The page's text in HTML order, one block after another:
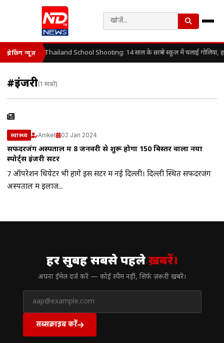
ब्रेकिंग न्यूज़ Thailand School Shooting: 14 साल के छात्र ने स्कूल में चलाई गोलियां,
#इंजरी(1 खबरें)
स्वास्थ्य Aniket 02 Jan 2024
सफदरजंग अस्पताल में 8 जनवरी से शुरू होगा 150 बिस्तर वाला नया
स्पोर्ट्स इंजरी सेंटर
7 ऑपरेशन थियेटर भी होंगे इस सेंटर में नई दिल्ली। दिल्ली स्थित सफदरजंग
अस्पताल में इलाज...
हर सुबह सबसे पहलेख़बरें।
अपना ईमेल दर्ज करें — कोई स्पैम नहीं, सिर्फ ज़रूरी खबरें।
सब्सक्राइब करें